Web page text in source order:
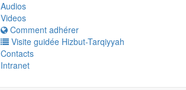
Audios
Videos
Comment adhérer
Visite guidée Hizbut-Tarqiyyah
Contacts
Intranet